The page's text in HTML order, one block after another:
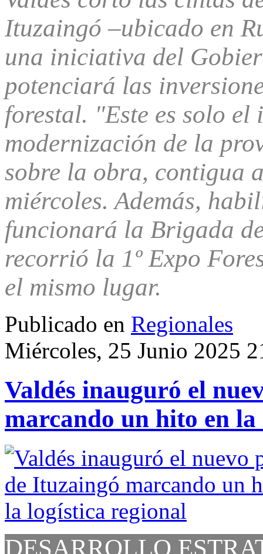
Ituzaingó –ubicado en
una iniciativa del
potenciará las
forestal. "Este es solo
modernización de la
sobre la obra, contigua
miércoles. Además,
funcionará la Brigada
recorrió la 1º Expo
el mismo lugar.
Publicado en Regionales
Miércoles, 25 Junio 2025
Valdés inauguró el
marcando un hito en
DESARROLLO